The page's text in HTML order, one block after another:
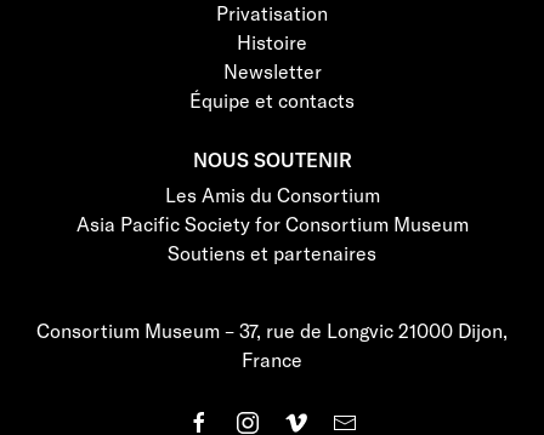
Privatisation
Histoire
Newsletter
Équipe et contacts
NOUS SOUTENIR
Les Amis du Consortium
Asia Pacific Society for Consortium Museum
Soutiens et partenaires
Consortium Museum – 37, rue de Longvic 21000 Dijon,
France